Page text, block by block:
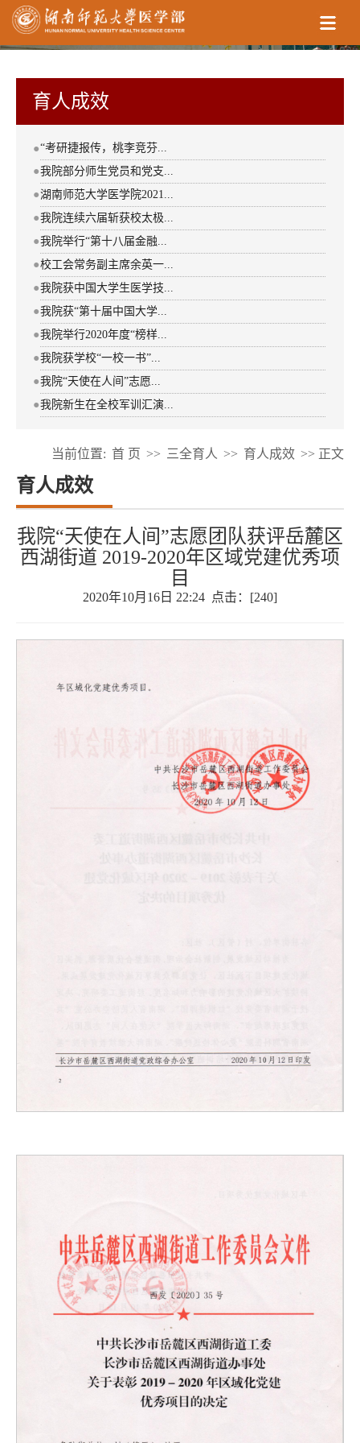
育人成效
●“考研捷报传，桃李竞芬...
●我院部分师生党员和党支...
●湖南师范大学医学院2021...
●我院连续六届斩获校太极...
●我院举行“第十八届金融...
●校工会常务副主席余英一...
●我院获中国大学生医学技...
●我院获“第十届中国大学...
●我院举行2020年度“榜样...
●我院获学校“一校一书”...
●我院“天使在人间”志愿...
●我院新生在全校军训汇演...
当前位置: 首 页 >> 三全育人 >> 育人成效 >> 正文
育人成效
我院“天使在人间”志愿团队获评岳麓区
西湖街道 2019-2020年区域党建优秀项
目
2020年10月16日 22:24 点击：[240]